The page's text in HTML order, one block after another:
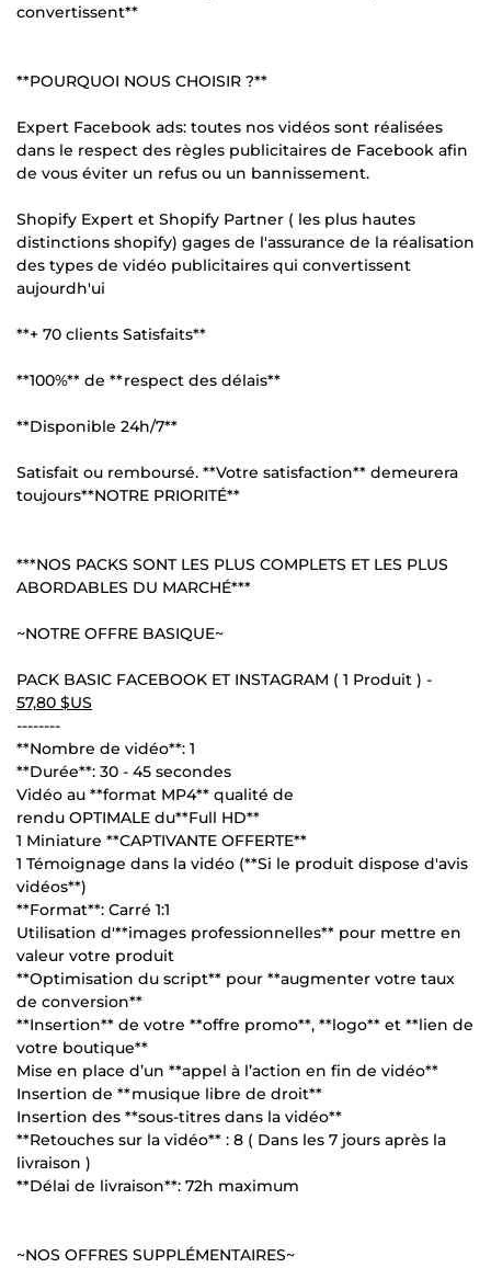
convertissent**
**POURQUOI NOUS CHOISIR ?**
Expert Facebook ads: toutes nos vidéos sont réalisées
dans le respect des règles publicitaires de Facebook afin
de vous éviter un refus ou un bannissement.
Shopify Expert et Shopify Partner ( les plus hautes
distinctions shopify) gages de l'assurance de la réalisation
des types de vidéo publicitaires qui convertissent
aujourdh'ui
**+ 70 clients Satisfaits**
**100%** de **respect des délais**
**Disponible 24h/7**
Satisfait ou remboursé. **Votre satisfaction** demeurera
toujours**NOTRE PRIORITÉ**
***NOS PACKS SONT LES PLUS COMPLETS ET LES PLUS
ABORDABLES DU MARCHÉ***
~NOTRE OFFRE BASIQUE~
PACK BASIC FACEBOOK ET INSTAGRAM ( 1 Produit ) -
57,80 $US
--------
**Nombre de vidéo**: 1
**Durée**: 30 - 45 secondes
Vidéo au **format MP4** qualité de
rendu OPTIMALE du**Full HD**
1 Miniature **CAPTIVANTE OFFERTE**
1 Témoignage dans la vidéo (**Si le produit dispose d'avis
vidéos**)
**Format**: Carré 1:1
Utilisation d'**images professionnelles** pour mettre en
valeur votre produit
**Optimisation du script** pour **augmenter votre taux
de conversion**
**Insertion** de votre **offre promo**, **logo** et **lien de
votre boutique**
Mise en place d’un **appel à l’action en fin de vidéo**
Insertion de **musique libre de droit**
Insertion des **sous-titres dans la vidéo**
**Retouches sur la vidéo** : 8 ( Dans les 7 jours après la
livraison )
**Délai de livraison**: 72h maximum
~NOS OFFRES SUPPLÉMENTAIRES~